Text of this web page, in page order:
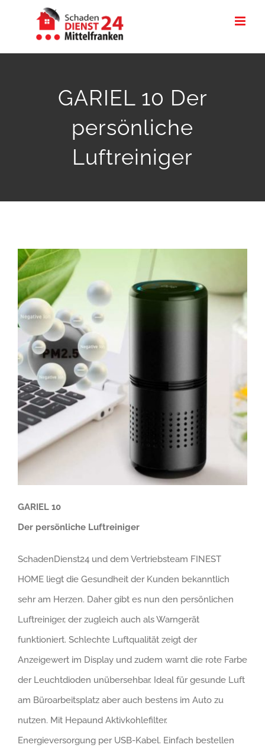
GARIEL 10 Der
persönliche
Luftreiniger
GARIEL 10
Der persönliche Luftreiniger
SchadenDienst24 und dem Vertriebsteam FINEST
HOME liegt die Gesundheit der Kunden bekanntlich
sehr am Herzen. Daher gibt es nun den persönlichen
Luftreiniger, der zugleich auch als Warngerät
funktioniert. Schlechte Luftqualität zeigt der
Anzeigewert im Display und zudem warnt die rote Farbe
der Leuchtdioden unübersehbar. Ideal für gesunde Luft
am Büroarbeitsplatz aber auch bestens im Auto zu
nutzen. Mit Hepaund Aktivkohlefilter.
Energieversorgung per USB-Kabel. Einfach bestellen